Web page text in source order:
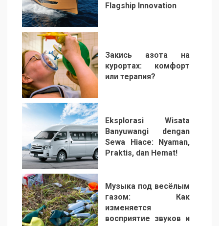
1
Flagship Innovation
2
Закись азота на
курортах: комфорт
или терапия?
3
Eksplorasi Wisata
Banyuwangi dengan
Sewa Hiace: Nyaman,
Praktis, dan Hemat!
Музыка под весёлым
газом: Как
изменяется
восприятие звуков и